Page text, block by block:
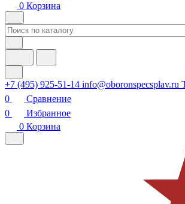
0 Корзина
+7 (495) 925-51-14 info@oboronspecsplav.ru
0
Сравнение
0
Избранное
0 Корзина